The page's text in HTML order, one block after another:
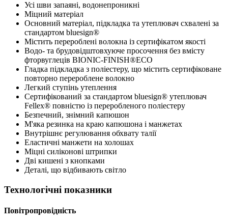
Усі шви запаяні, водонепроникні
Міцний матеріал
Основний матеріал, підкладка та утеплювач схвалені за
стандартом bluesign®
Містить перероблені волокна із сертифікатом якості
Водо- та брудовідштовхуюче просочення без вмісту
фторвуглеців BIONIC-FINISH®ECO
Гладка підкладка з поліестеру, що містить сертифіковане
повторно перероблене волокно
Легкий ступінь утеплення
Сертифікований за стандартом bluesign® утеплювач
Fellex® повністю із переробленого поліестеру
Безпечний, знімний капюшон
М'яка резинка на краю капюшона і манжетах
Внутрішнє регулювання обхвату талії
Еластичні манжети на холошах
Міцні силіконові штрипки
Дві кишені з кнопками
Деталі, що відбивають світло
Технологічні показники
Повітропровідність